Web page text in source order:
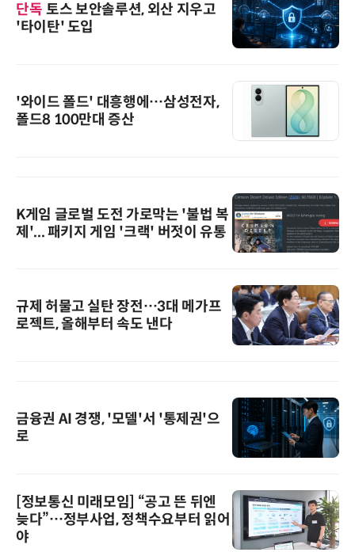
단독 토스 보안솔루션, 외산 지우고
'타이탄' 도입
'와이드 폴드' 대흥행에…삼성전자,
폴드8 100만대 증산
K게임 글로벌 도전 가로막는 '불법 복
제'... 패키지 게임 '크랙' 버젓이 유통
규제 허물고 실탄 장전…3대 메가프
로젝트, 올해부터 속도 낸다
금융권 AI 경쟁, '모델'서 '통제권'으
로
[정보통신 미래모임] “공고 뜬 뒤엔
늦다”…정부사업, 정책수요부터 읽어
야